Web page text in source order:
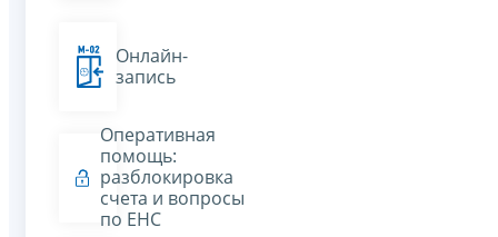
Онлайн-
запись
Оперативная
помощь:
разблокировка
счета и вопросы
по ЕНС